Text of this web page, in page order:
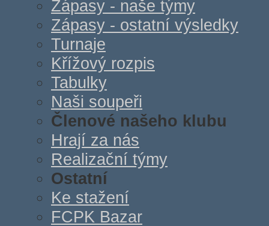
Zápasy - naše týmy
Zápasy - ostatní výsledky
Turnaje
Křížový rozpis
Tabulky
Naši soupeři
Členové našeho klubu
Hrají za nás
Realizační týmy
Ostatní
Ke stažení
FCPK Bazar